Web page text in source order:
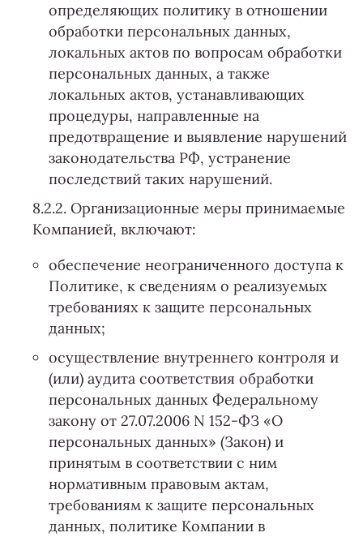
определяющих политику в отношении
обработки персональных данных,
локальных актов по вопросам обработки
персональных данных, а также
локальных актов, устанавливающих
процедуры, направленные на
предотвращение и выявление нарушений
законодательства РФ, устранение
последствий таких нарушений.
8.2.2. Организационные меры принимаемые
Компанией, включают:
обеспечение неограниченного доступа к
Политике, к сведениям о реализуемых
требованиях к защите персональных
данных;
осуществление внутреннего контроля и
(или) аудита соответствия обработки
персональных данных Федеральному
закону от 27.07.2006 N 152-ФЗ «О
персональных данных» (Закон) и
принятым в соответствии с ним
нормативным правовым актам,
требованиям к защите персональных
данных, политике Компании в